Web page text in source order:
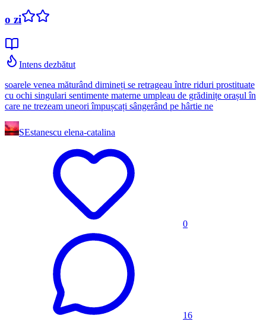
o zi
Intens dezbătut
soarele venea măturând dimineți se retrageau între riduri prostituate
cu ochi singulari sentimente materne umpleau de grădinițe orașul în
care ne trezeam uneori împușcați sângerând pe hârtie ne
SEstanescu elena-catalina
0
16